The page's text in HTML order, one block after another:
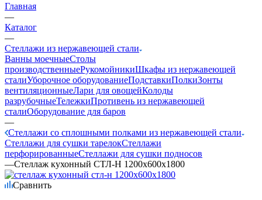
Главная
—
Каталог
—
Стеллажи из нержавеющей стали
Ванны моечныеСтолы
производственныеРукомойникиШкафы из нержавеющей
сталиУборочное оборудованиеПодставкиПолкиЗонты
вентиляционныеЛари для овощейКолоды
разрубочныеТележкиПротивень из нержавеющей
сталиОборудование для баров
—
Стеллажи со сплошными полками из нержавеющей стали
Стеллажи для сушки тарелокСтеллажи
перфорированныеСтеллажи для сушки подносов
—Стеллаж кухонный СТЛ-Н 1200х600х1800
Сравнить